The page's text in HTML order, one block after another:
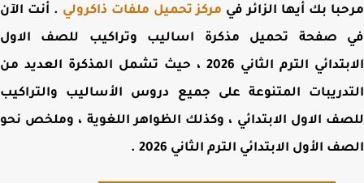
بك أيها الزائر فيمركز تحميل ملفات ذاكرولي. أنت الآن
صفحةتحميل مذكرة اساليب وتراكيب للصف الاول
الابتدائي الترم الثاني 2026 ، حيث تشمل المذكرة العديد من
المتنوعة على جميع دروس الأساليب والتراكيب
الاول الابتدائي ، وكذلك الظواهر اللغوية ، وملخصنحو
الأول الابتدائي الترم الثاني 2026
.